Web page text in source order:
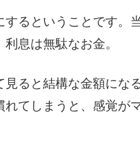
るということです。
息は無駄なお金。
ると結構な金額にな
てしまうと、感覚が